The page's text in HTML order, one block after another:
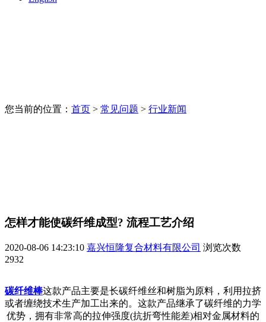
您当前的位置： 首页 > 常见问题 > 行业新闻
怎样才能使碳纤维成型? 流程工艺介绍
2020-08-06 14:23:10 嘉兴恒隆复合材料有限公司 浏览次数
2932
碳纤维棒这款产品主要是长碳纤维丝和树脂为原料，利用拉挤
或者缠绕技术生产加工出来的。这款产品继承了碳纤维的力学
优势，拥有非常高的拉伸强度(抗折弯性能差)相对金属材料的